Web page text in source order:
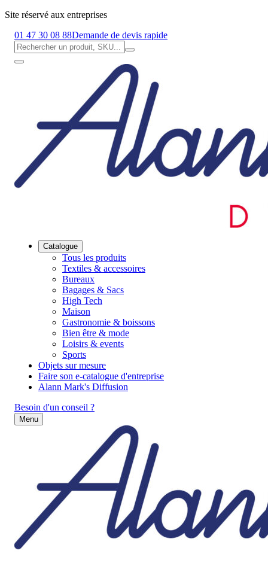
Site réservé aux entreprises
01 47 30 08 88Demande de devis rapide
Catalogue
Tous les produits
Textiles & accessoires
Bureaux
Bagages & Sacs
High Tech
Maison
Gastronomie & boissons
Bien être & mode
Loisirs & events
Sports
Objets sur mesure
Faire son e-catalogue d'entreprise
Alann Mark's Diffusion
Besoin d'un conseil ?
Menu